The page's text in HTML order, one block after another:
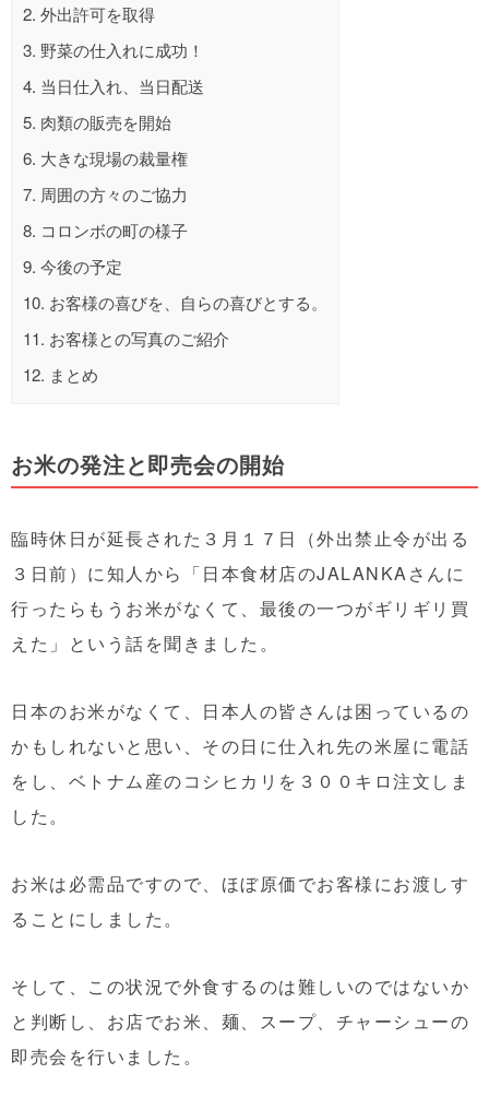
2. 外出許可を取得
3. 野菜の仕入れに成功！
4. 当日仕入れ、当日配送
5. 肉類の販売を開始
6. 大きな現場の裁量権
7. 周囲の方々のご協力
8. コロンボの町の様子
9. 今後の予定
10. お客様の喜びを、自らの喜びとする。
11. お客様との写真のご紹介
12. まとめ
お米の発注と即売会の開始
臨時休日が延長された３月１７日（外出禁止令が出る
３日前）に知人から「日本食材店のJALANKAさんに
行ったらもうお米がなくて、最後の一つがギリギリ買
えた」という話を聞きました。
日本のお米がなくて、日本人の皆さんは困っているの
かもしれないと思い、その日に仕入れ先の米屋に電話
をし、ベトナム産のコシヒカリを３００キロ注文しま
した。
お米は必需品ですので、ほぼ原価でお客様にお渡しす
ることにしました。
そして、この状況で外食するのは難しいのではないか
と判断し、お店でお米、麺、スープ、チャーシューの
即売会を行いました。